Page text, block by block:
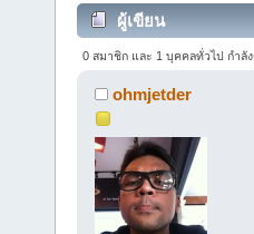
ผู้เขียน
(อ่าน 10460 ครั้ง)
0 สมาชิก และ 1 บุคคลทั่วไป กำลั
ohmjetder